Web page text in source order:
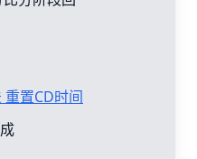
置CD时间